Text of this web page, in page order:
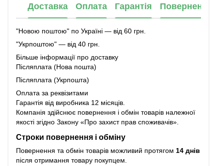
Доставка Оплата Гарантія Повернення
"Новою поштою" по Україні — від 60 грн.
"Укрпоштою" — від 40 грн.
Більше інформації про доставку
Післяплата (Нова пошта)
Післяплата (Укрпошта)
Оплата за реквізитами
Гарантія від виробника 12 місяців.
Компанія здійснює повернення і обмін товарів належної
якості згідно Закону «Про захист прав споживачів»
Строки повернення і обміну
Повернення та обмін товарів можливий протягом 14 днів
після отримання товару покупцем.